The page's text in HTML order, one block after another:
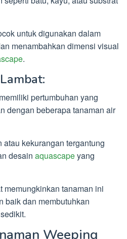
untuk digunakan dalam
menambahkan dimensi visual
.
pertumbuhan yang
dengan beberapa tanaman air
kekurangan tergantung
desain aquascapeyang
memungkinkan tanaman ini
baik dan membutuhkan
Weeping